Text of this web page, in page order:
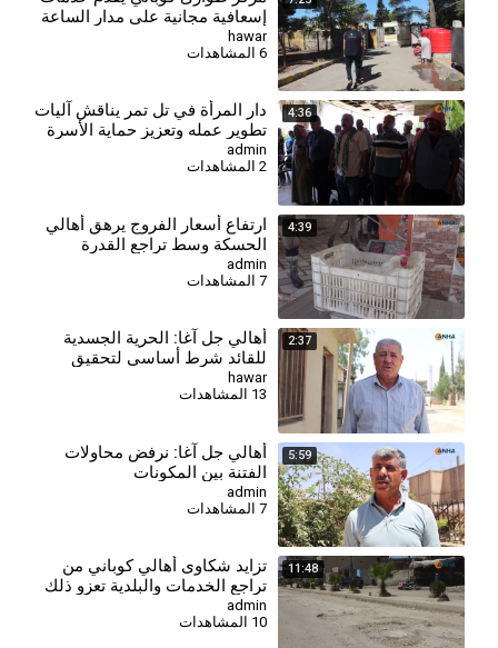
إسعافية مجانية على مدار الساعة
لأهالي المدينة وريفها
hawar
6 المشاهدات
4:36
دار المرأة في تل تمر يناقش آليات
تطوير عمله وتعزيز حماية الأسرة
والمجتمع
admin
2 المشاهدات
4:39
⁣ارتفاع أسعار الفروج يرهق أهالي
الحسكة وسط تراجع القدرة
الشرائية
admin
7 المشاهدات
2:37
أهالي جل آغا: الحرية الجسدية
للقائد شرط أساسي لتحقيق
السلام وحل القضية الكردية
hawar
13 المشاهدات
5:59
أهالي جل آغا: نرفض محاولات
الفتنة بين المكونات
admin
7 المشاهدات
11:48
⁣تزايد شكاوى أهالي كوباني من
تراجع الخدمات والبلدية تعزو ذلك
لغياب الدعم
admin